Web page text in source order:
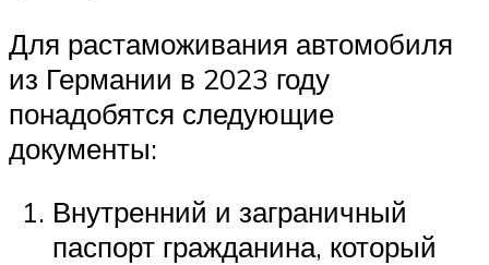
Для растаможивания автомобиля
из Германии в 2023 году
понадобятся следующие
документы:
Внутренний и заграничный
паспорт гражданина, который